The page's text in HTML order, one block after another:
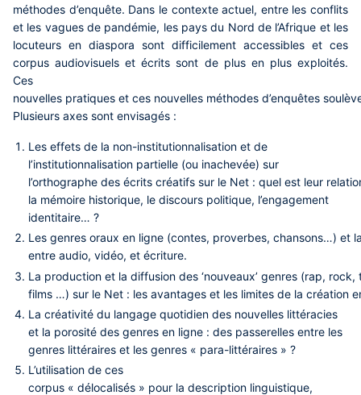
méthodes d’enquête. Dans le contexte actuel, entre les conflits
et les vagues de pandémie, les pays du Nord de l’Afrique et les
locuteurs en diaspora sont difficilement accessibles et ces
corpus audiovisuels et écrits sont de plus en plus exploités.
Ces
nouvelles pratiques et ces nouvelles méthodes d’enquêtes
Plusieurs axes sont envisagés :
Les effets de la non-institutionnalisation et de
l’institutionnalisation partielle (ou inachevée) sur
l’orthographe des écrits créatifs sur le Net : quel est leur
la mémoire historique, le discours politique, l’engagement
identitaire… ?
Les genres oraux en ligne (contes, proverbes, chansons…) et
entre audio, vidéo, et écriture.
La production et la diffusion des ‘nouveaux’ genres (rap,
films …) sur le Net : les avantages et les limites de la création
La créativité du langage quotidien des nouvelles littéracies
et la porosité des genres en ligne : des passerelles entre les
genres littéraires et les genres « para-littéraires » ?
L’utilisation de ces
corpus « délocalisés » pour la description linguistique,